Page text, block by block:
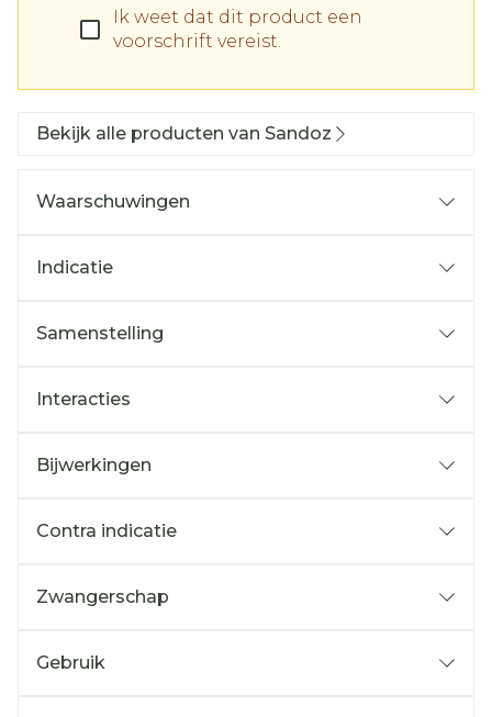
Ik weet dat dit product een
voorschrift vereist.
Bekijk alle producten van Sandoz
Waarschuwingen
Indicatie
Samenstelling
Interacties
Bijwerkingen
Contra indicatie
Zwangerschap
Gebruik